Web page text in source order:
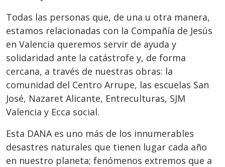
Todas las personas que, de una u otra manera,
estamos relacionadas con la Compañía de Jesús
en Valencia queremos servir de ayuda y
solidaridad ante la catástrofe y, de forma
cercana, a través de nuestras obras: la
comunidad del Centro Arrupe, las escuelas San
José, Nazaret Alicante, Entreculturas, SJM
Valencia y Ecca social.
Esta DANA es uno más de los innumerables
desastres naturales que tienen lugar cada año
en nuestro planeta; fenómenos extremos que a